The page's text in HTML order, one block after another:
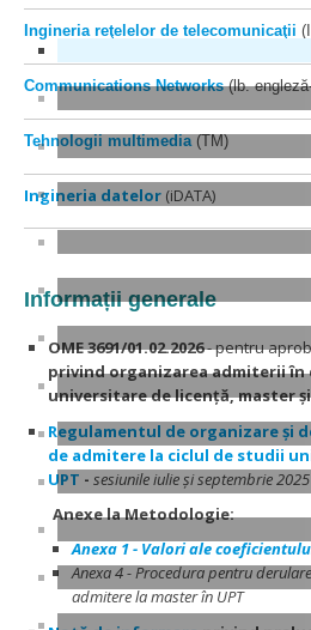
Ingineria reţelelor de telecomunicaţii
Communications Networks(lb.
Tehnologii multimedia(TM)
Ingineria datelor (iDATA)
Informațiigenerale
OME 3691/01.02.2026- pentru
privind organizarea admiterii
universitare de licență, master
Regulamentul de organizare și
de admitere la ciclul de studii
UPT - sesiunile iulie și septembrie
Anexe la Metodologie:
Anexa 1 - Valori ale
Anexa 4 - Procedura pentru
admitere la master în UPT